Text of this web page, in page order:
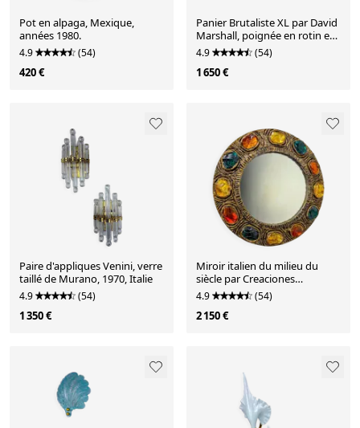
Pot en alpaga, Mexique,
années 1980.
4.9 (54)
420 €
Panier Brutaliste XL par David
Marshall, poignée en rotin et
en bronze, années 1980.
4.9 (54)
1 650 €
Paire d'appliques Venini, verre
taillé de Murano, 1970, Italie
4.9 (54)
1 350 €
Miroir italien du milieu du
siècle par Creaciones
Gobesso, cristaux de roche de
Murano, années 1960.
4.9 (54)
2 150 €